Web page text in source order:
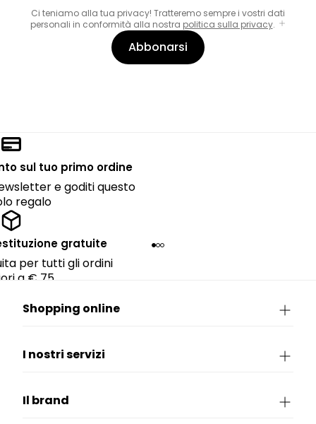
Ci teniamo alla tua privacy! Tratteremo sempre i vostri dati
personali in conformità alla nostra politica sulla privacy.
Abbonarsi
sul tuo primo ordine
e goditi questo
regalo
gratuite
per tutti gli ordini
a € 75.
Shopping online
I nostri servizi
Il brand